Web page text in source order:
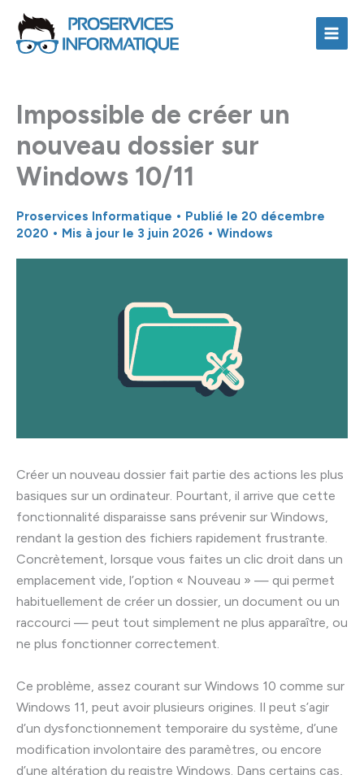
Aller
contenu
Impossible de créer un
nouveau dossier sur
Windows 10/11
Proservices Informatique • Publié le 20 décembre
2020 • Mis à jour le 3 juin 2026 • Windows
Créer un nouveau dossier fait partie des actions les plus
basiques sur un ordinateur. Pourtant, il arrive que cette
fonctionnalité disparaisse sans prévenir sur Windows,
rendant la gestion des fichiers rapidement frustrante.
Concrètement, lorsque vous faites un clic droit dans un
emplacement vide, l’option « Nouveau » — qui permet
habituellement de créer un dossier, un document ou un
raccourci — peut tout simplement ne plus apparaître, ou
ne plus fonctionner correctement.
Ce problème, assez courant sur Windows 10 comme sur
Windows 11, peut avoir plusieurs origines. Il peut s’agir
d’un dysfonctionnement temporaire du système, d’une
modification involontaire des paramètres, ou encore
d’une altération du registre Windows. Dans certains cas,